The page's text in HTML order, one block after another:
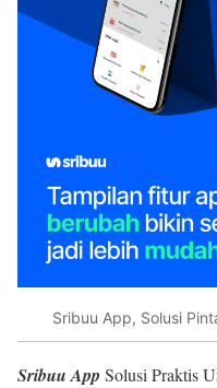
Sribuu App, Solusi
Sribuu App Solusi Praktis